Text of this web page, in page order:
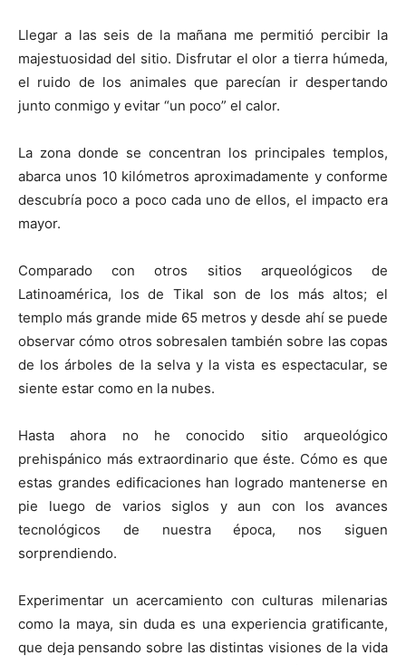
Llegar a las seis de la mañana me permitió percibir la
majestuosidad del sitio. Disfrutar el olor a tierra húmeda,
el ruido de los animales que parecían ir despertando
junto conmigo y evitar “un poco” el calor.
La zona donde se concentran los principales templos,
abarca unos 10 kilómetros aproximadamente y conforme
descubría poco a poco cada uno de ellos, el impacto era
mayor.
Comparado con otros sitios arqueológicos de
Latinoamérica, los de Tikal son de los más altos; el
templo más grande mide 65 metros y desde ahí se puede
observar cómo otros sobresalen también sobre las copas
de los árboles de la selva y la vista es espectacular, se
siente estar como en la nubes.
Hasta ahora no he conocido sitio arqueológico
prehispánico más extraordinario que éste. Cómo es que
estas grandes edificaciones han logrado mantenerse en
pie luego de varios siglos y aun con los avances
tecnológicos de nuestra época, nos siguen
sorprendiendo.
Experimentar un acercamiento con culturas milenarias
como la maya, sin duda es una experiencia gratificante,
que deja pensando sobre las distintas visiones de la vida